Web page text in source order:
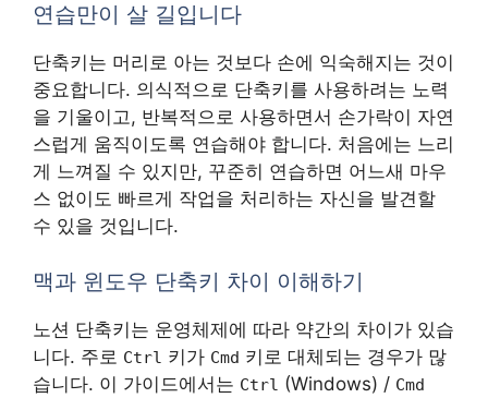
연습만이 살 길입니다
단축키는 머리로 아는 것보다 손에 익숙해지는 것이
중요합니다. 의식적으로 단축키를 사용하려는 노력
을 기울이고, 반복적으로 사용하면서 손가락이 자연
스럽게 움직이도록 연습해야 합니다. 처음에는 느리
게 느껴질 수 있지만, 꾸준히 연습하면 어느새 마우
스 없이도 빠르게 작업을 처리하는 자신을 발견할
수 있을 것입니다.
맥과 윈도우 단축키 차이 이해하기
노션 단축키는 운영체제에 따라 약간의 차이가 있습
니다. 주로 Ctrl 키가 Cmd 키로 대체되는 경우가 많
습니다. 이 가이드에서는 Ctrl (Windows) / Cmd